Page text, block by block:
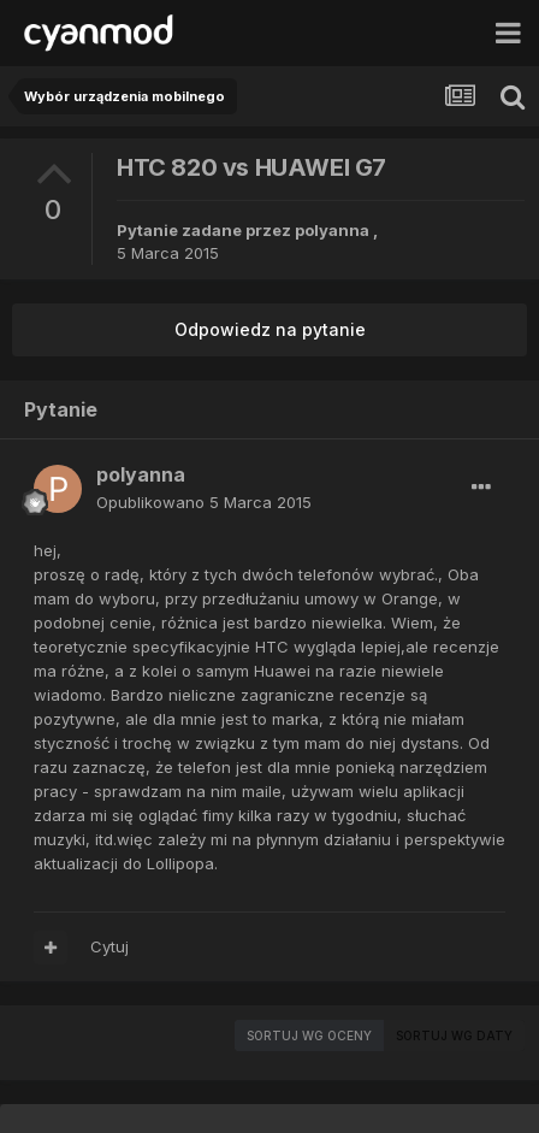
Wybór urządzenia mobilnego
0
HTC 820 vs HUAWEI G7
Pytanie zadane przez polyanna ,
5 Marca 2015
Odpowiedz na pytanie
Pytanie
polyanna
Opublikowano 5 Marca 2015
hej,
proszę o radę, który z tych dwóch telefonów wybrać., Oba
mam do wyboru, przy przedłużaniu umowy w Orange, w
podobnej cenie, różnica jest bardzo niewielka. Wiem, że
teoretycznie specyfikacyjnie HTC wygląda lepiej,ale recenzje
ma różne, a z kolei o samym Huawei na razie niewiele
wiadomo. Bardzo nieliczne zagraniczne recenzje są
pozytywne, ale dla mnie jest to marka, z którą nie miałam
styczność i trochę w związku z tym mam do niej dystans. Od
razu zaznaczę, że telefon jest dla mnie ponieką narzędziem
pracy - sprawdzam na nim maile, używam wielu aplikacji
zdarza mi się oglądać fimy kilka razy w tygodniu, słuchać
muzyki, itd.więc zależy mi na płynnym działaniu i perspektywie
aktualizacji do Lollipopa.
Cytuj
SORTUJ WG OCENY SORTUJ WG DATY